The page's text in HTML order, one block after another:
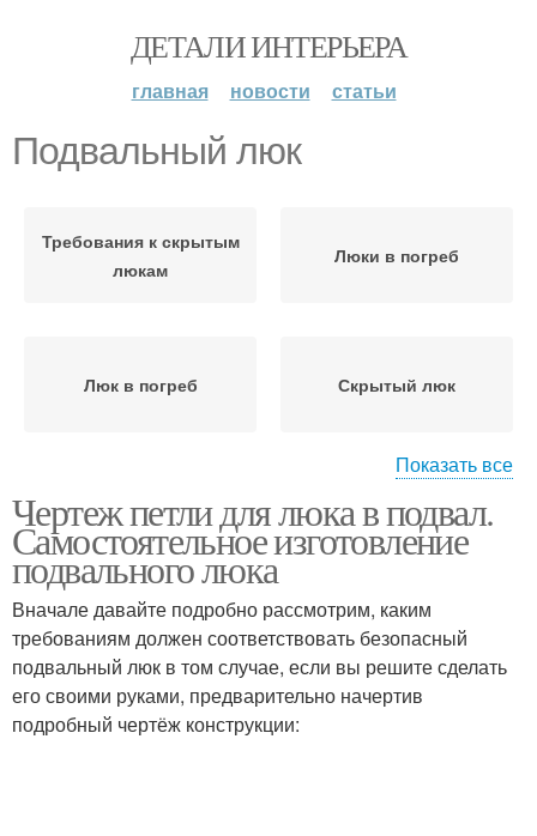
ДЕТАЛИ ИНТЕРЬЕРА
главная новости статьи
Подвальный люк
Требования к скрытым
люкам
Люки в погреб
Люк в погреб Скрытый люк
Люк в подвал
помещение
Показать все
Чертеж петли для люка в подвал.
Самостоятельное изготовление
подвального люка
Вначале давайте подробно рассмотрим, каким
требованиям должен соответствовать безопасный
подвальный люк в том случае, если вы решите сделать
его своими руками, предварительно начертив
подробный чертёж конструкции: